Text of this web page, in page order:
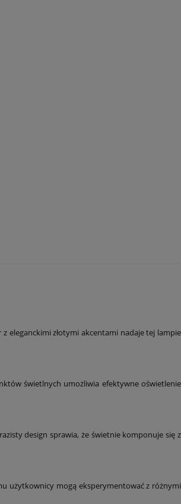
eleganckimi złotymi akcentami nadaje tej lampie
świetlnych umożliwia efektywne oświetlenie
design sprawia, że świetnie komponuje się z
użytkownicy mogą eksperymentować z różnymi